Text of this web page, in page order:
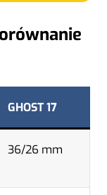
GHOST 17
36/26 mm